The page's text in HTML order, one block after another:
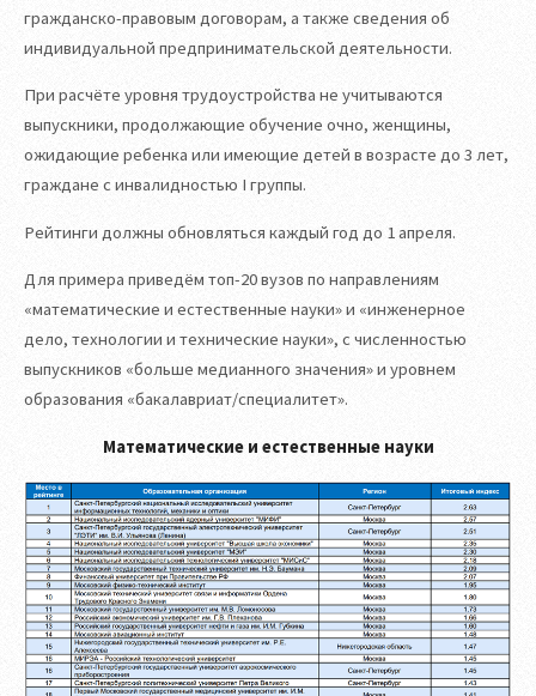
гражданско-правовым договорам, а также сведения об
индивидуальной предпринимательской деятельности.
При расчёте уровня трудоустройства не учитываются
выпускники, продолжающие обучение очно, женщины,
ожидающие ребенка или имеющие детей в возрасте до 3 лет,
граждане с инвалидностью I группы.
Рейтинги должны обновляться каждый год до 1 апреля.
Для примера приведём топ-20 вузов по направлениям
«математические и естественные науки» и «инженерное
дело, технологии и технические науки», с численностью
выпускников «больше медианного значения» и уровнем
образования «бакалавриат/специалитет».
Математические и естественные науки